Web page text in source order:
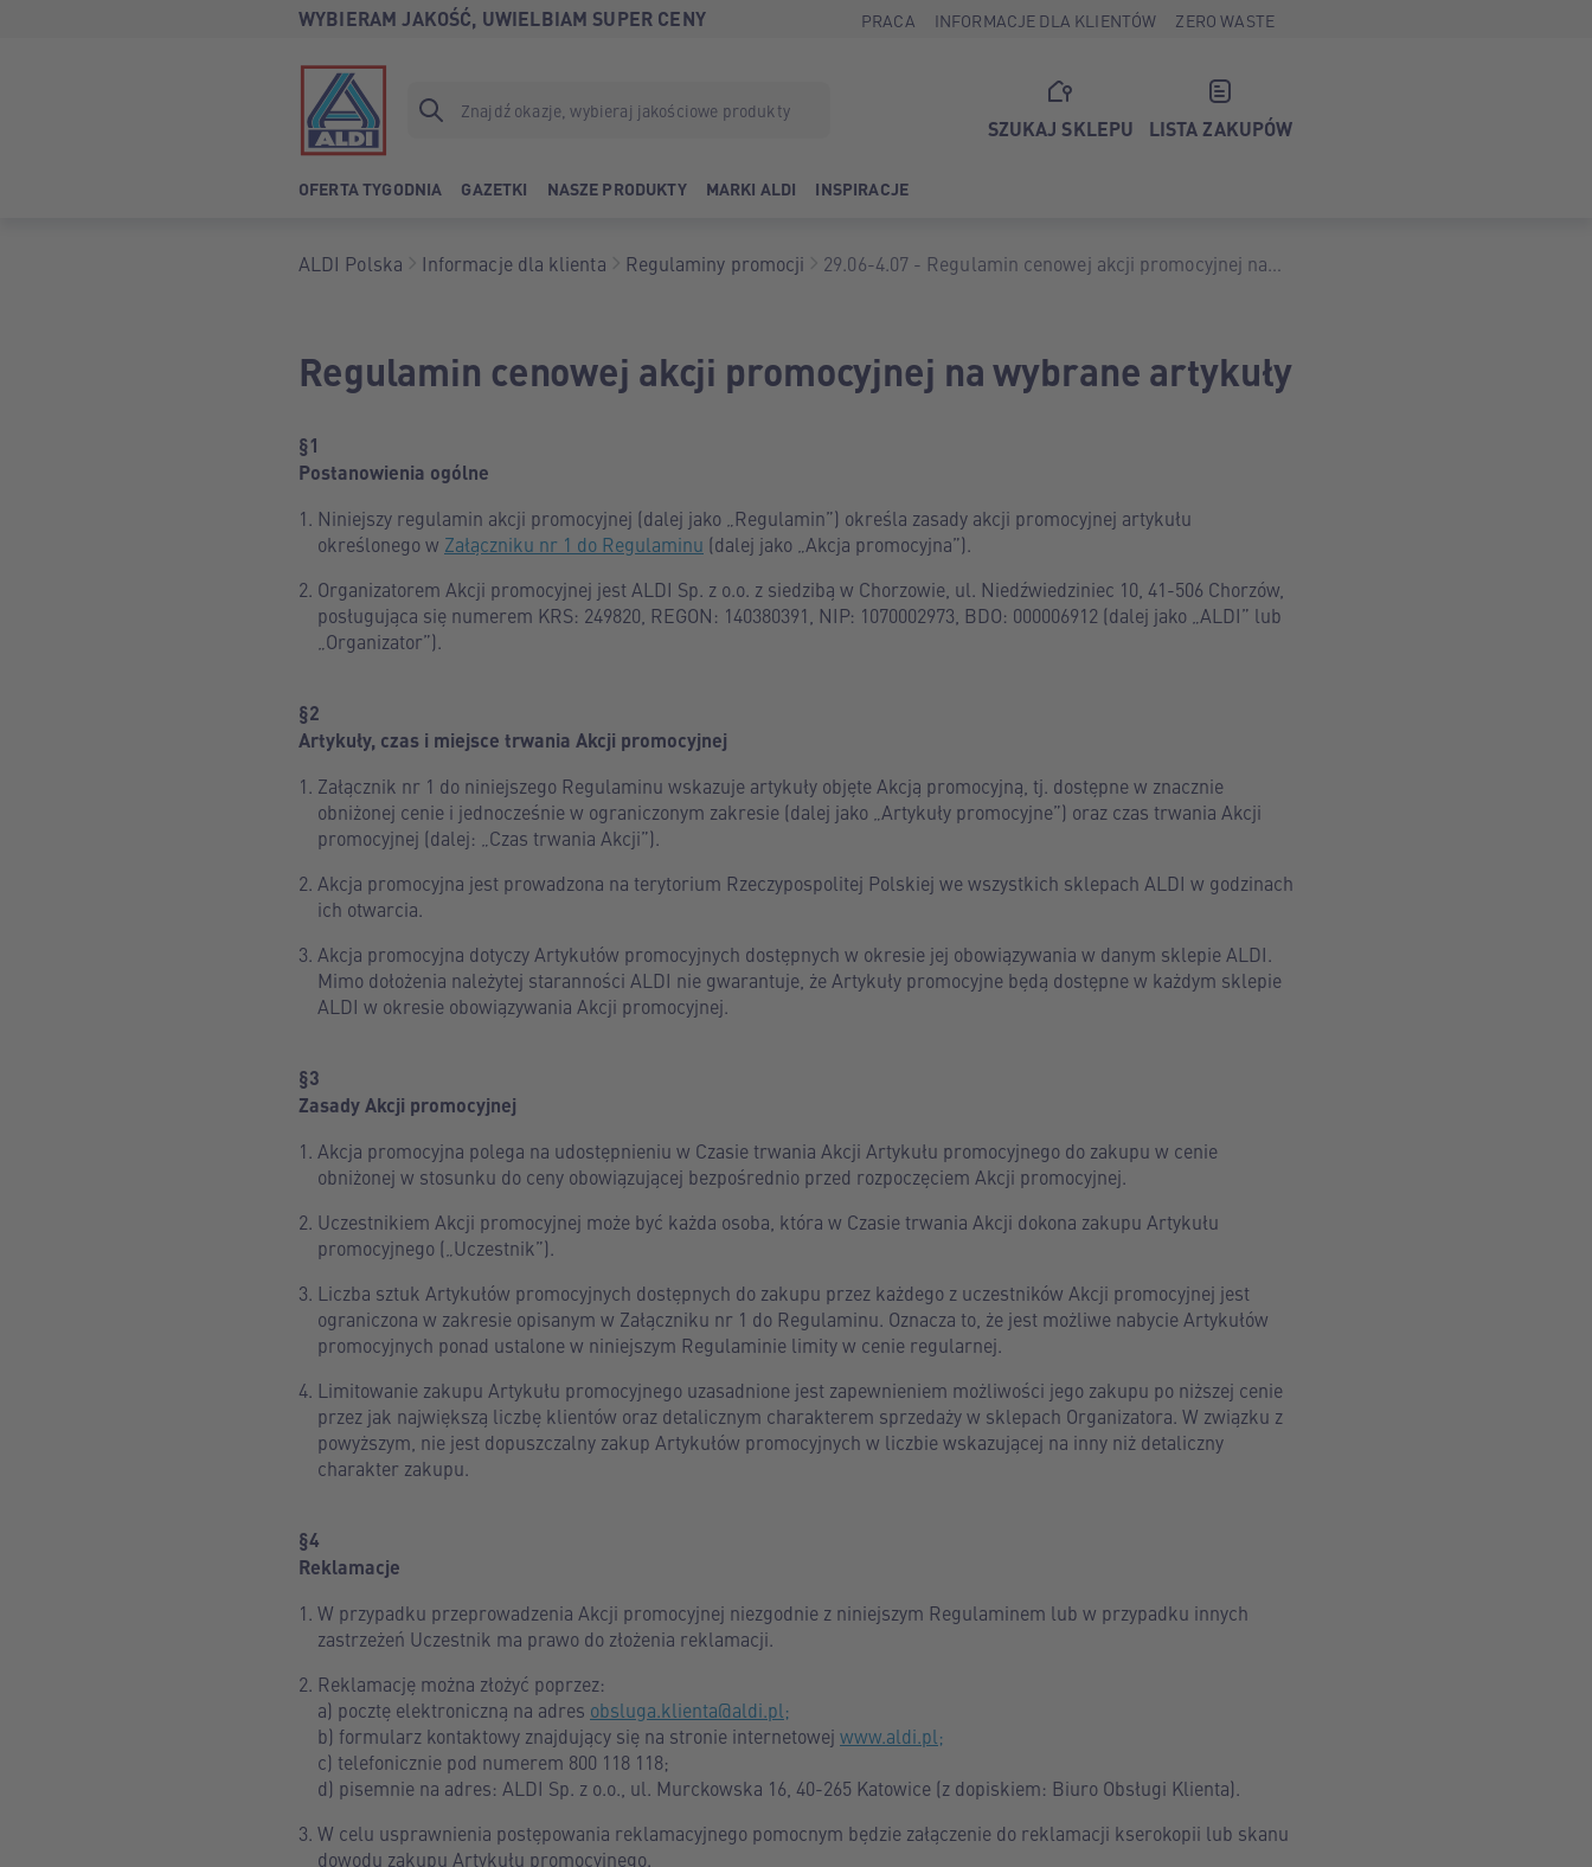
WYBIERAM JAKOŚĆ, UWIELBIAM SUPER CENY PRACA INFORMACJE DLA KLIENTÓW ZERO WASTE
SZUKAJ SKLEPU LISTA ZAKUPÓW
OFERTA TYGODNIA GAZETKI NASZE PRODUKTY MARKI ALDI INSPIRACJE
ALDI Polska Informacje dla klienta Regulaminy promocji
29.06-4.07 - Regulamin cenowej akcji promocyjnej na
Regulamin cenowej akcji promocyjnej na wybrane artykuły
§1
Postanowienia ogólne
Niniejszy regulamin akcji promocyjnej (dalej jako „Regulamin”) określa zasady akcji promocyjnej artykułu
określonego w Załączniku nr 1 do Regulaminu (dalej jako „Akcja promocyjna”).
Organizatorem Akcji promocyjnej jest ALDI Sp. z o.o. z siedzibą w Chorzowie, ul. Niedźwiedziniec 10, 41-506 Chorzów,
posługująca się numerem KRS: 249820, REGON: 140380391, NIP: 1070002973, BDO: 000006912 (dalej jako „ALDI” lub
„Organizator”).
§2
Artykuły, czas i miejsce trwania Akcji promocyjnej
Załącznik nr 1 do niniejszego Regulaminu wskazuje artykuły objęte Akcją promocyjną, tj. dostępne w znacznie
obniżonej cenie i jednocześnie w ograniczonym zakresie (dalej jako „Artykuły promocyjne”) oraz czas trwania Akcji
promocyjnej (dalej: „Czas trwania Akcji”).
Akcja promocyjna jest prowadzona na terytorium Rzeczypospolitej Polskiej we wszystkich sklepach ALDI w godzinach
ich otwarcia.
Akcja promocyjna dotyczy Artykułów promocyjnych dostępnych w okresie jej obowiązywania w danym sklepie ALDI.
Mimo dołożenia należytej staranności ALDI nie gwarantuje, że Artykuły promocyjne będą dostępne w każdym sklepie
ALDI w okresie obowiązywania Akcji promocyjnej.
§3
Zasady Akcji promocyjnej
Akcja promocyjna polega na udostępnieniu w Czasie trwania Akcji Artykułu promocyjnego do zakupu w cenie
obniżonej w stosunku do ceny obowiązującej bezpośrednio przed rozpoczęciem Akcji promocyjnej.
Uczestnikiem Akcji promocyjnej może być każda osoba, która w Czasie trwania Akcji dokona zakupu Artykułu
promocyjnego („Uczestnik”).
Liczba sztuk Artykułów promocyjnych dostępnych do zakupu przez każdego z uczestników Akcji promocyjnej jest
ograniczona w zakresie opisanym w Załączniku nr 1 do Regulaminu. Oznacza to, że jest możliwe nabycie Artykułów
promocyjnych ponad ustalone w niniejszym Regulaminie limity w cenie regularnej.
Limitowanie zakupu Artykułu promocyjnego uzasadnione jest zapewnieniem możliwości jego zakupu po niższej cenie
przez jak największą liczbę klientów oraz detalicznym charakterem sprzedaży w sklepach Organizatora. W związku z
powyższym, nie jest dopuszczalny zakup Artykułów promocyjnych w liczbie wskazującej na inny niż detaliczny
charakter zakupu.
§4
Reklamacje
W przypadku przeprowadzenia Akcji promocyjnej niezgodnie z niniejszym Regulaminem lub w przypadku innych
zastrzeżeń Uczestnik ma prawo do złożenia reklamacji.
Reklamację można złożyć poprzez:
a) pocztę elektroniczną na adres obsluga.klienta@aldi.pl;
b) formularz kontaktowy znajdujący się na stronie internetowej www.aldi.pl;
c) telefonicznie pod numerem 800 118 118;
d) pisemnie na adres: ALDI Sp. z o.o., ul. Murckowska 16, 40-265 Katowice (z dopiskiem: Biuro Obsługi Klienta).
W celu usprawnienia postępowania reklamacyjnego pomocnym będzie załączenie do reklamacji kserokopii lub skanu
dowodu zakupu Artykułu promocyjnego.